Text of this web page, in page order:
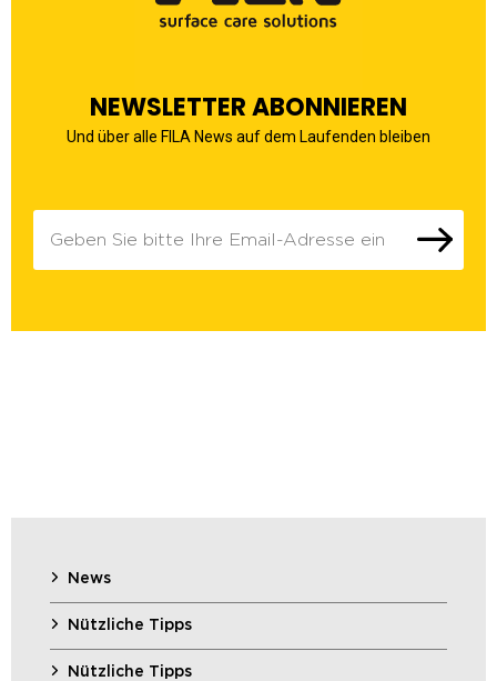
NEWSLETTER ABONNIEREN
Und über alle FILA News auf dem Laufenden bleiben
News
Nützliche Tipps
Nützliche Tipps